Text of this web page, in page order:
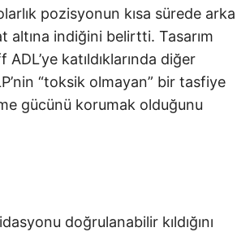
pozisyonun kısa sürede arka
altına indiğini belirtti. Tasarım
katıldıklarında diğer
“toksik olmayan” bir tasfiye
gücünü korumak olduğunu
doğrulanabilir kıldığını